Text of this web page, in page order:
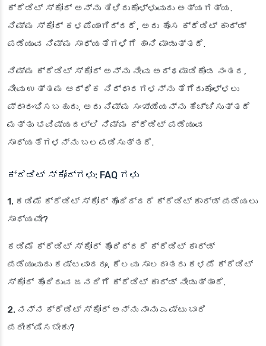
ಕ್ರೆಡಿಟ್ ಸ್ಕೋರ್ ಅನ್ನು ತಿಳಿದುಕೊಳ್ಳುವುದು ಅತ್ಯಗತ್ಯ.
ನಿಮ್ಮ ಸ್ಕೋರ್ ಕಳಪೆಯಾಗಿದ್ದರೆ, ಅದು ಹೊಸ ಕ್ರೆಡಿಟ್ ಕಾರ್ಡ್
ಪಡೆಯುವ ನಿಮ್ಮ ಸಾಧ್ಯತೆಗಳಿಗೆ ಹಾನಿ ಮಾಡುತ್ತದೆ.
ನಿಮ್ಮ ಕ್ರೆಡಿಟ್ ಸ್ಕೋರ್ ಅನ್ನು ನೀವು ಅರ್ಥಮಾಡಿಕೊಂಡ ನಂತರ,
ನೀವು ಉತ್ತಮ ಆರ್ಥಿಕ ನಿರ್ಧಾರಗಳನ್ನು ತೆಗೆದುಕೊಳ್ಳಲು
ಪ್ರಾರಂಭಿಸಬಹುದು, ಅದು ನಿಮ್ಮ ಸಂಖ್ಯೆಯನ್ನು ಹೆಚ್ಚಿಸುತ್ತದೆ
ಮತ್ತು ಭವಿಷ್ಯದಲ್ಲಿ ನಿಮ್ಮ ಕ್ರೆಡಿಟ್ ಪಡೆಯುವ
ಸಾಧ್ಯತೆಗಳನ್ನು ಬಲಪಡಿಸುತ್ತದೆ.
ಕ್ರೆಡಿಟ್ ಸ್ಕೋರ್‌ಗಳು: FAQ ಗಳು
1. ಕಡಿಮೆ ಕ್ರೆಡಿಟ್ ಸ್ಕೋರ್ ಹೊಂದಿದ್ದರೆ ಕ್ರೆಡಿಟ್ ಕಾರ್ಡ್ ಪಡೆಯಲು
ಸಾಧ್ಯವೇ?
ಕಡಿಮೆ ಕ್ರೆಡಿಟ್ ಸ್ಕೋರ್ ಹೊಂದಿದ್ದರೆ ಕ್ರೆಡಿಟ್ ಕಾರ್ಡ್
ಪಡೆಯುವುದು ಕಷ್ಟವಾದರೂ, ಕೆಲವು ಸಾಲದಾತರು ಕಳಪೆ ಕ್ರೆಡಿಟ್
ಸ್ಕೋರ್ ಹೊಂದಿರುವ ಜನರಿಗೆ ಕ್ರೆಡಿಟ್ ಕಾರ್ಡ್ ನೀಡುತ್ತಾರೆ.
2. ನನ್ನ ಕ್ರೆಡಿಟ್ ಸ್ಕೋರ್ ಅನ್ನು ನಾನು ಎಷ್ಟು ಬಾರಿ
ಪರೀಕ್ಷಿಸಬೇಕು?